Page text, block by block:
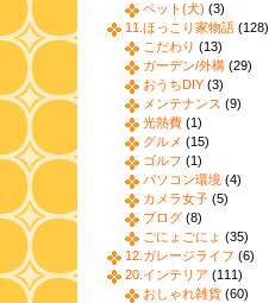
ペット(犬) (3)
11.ほっこり家物語 (128)
こだわり (13)
ガーデン/外構 (29)
おうちDIY (3)
メンテナンス (9)
光熱費 (1)
グルメ (15)
ゴルフ (1)
パソコン環境 (4)
カメラ女子 (5)
ブログ (8)
ごにょごにょ (35)
12.ガレージライフ (6)
20.インテリア (111)
おしゃれ雑貨 (60)